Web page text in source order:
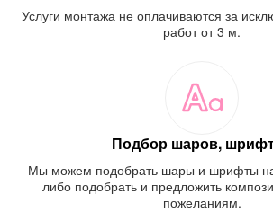
Услуги монтажа не оплачиваются за
работ от 3 м.
Подбор шаров,
Мы можем подобрать шары и шрифты
либо подобрать и предложить
пожеланиям.